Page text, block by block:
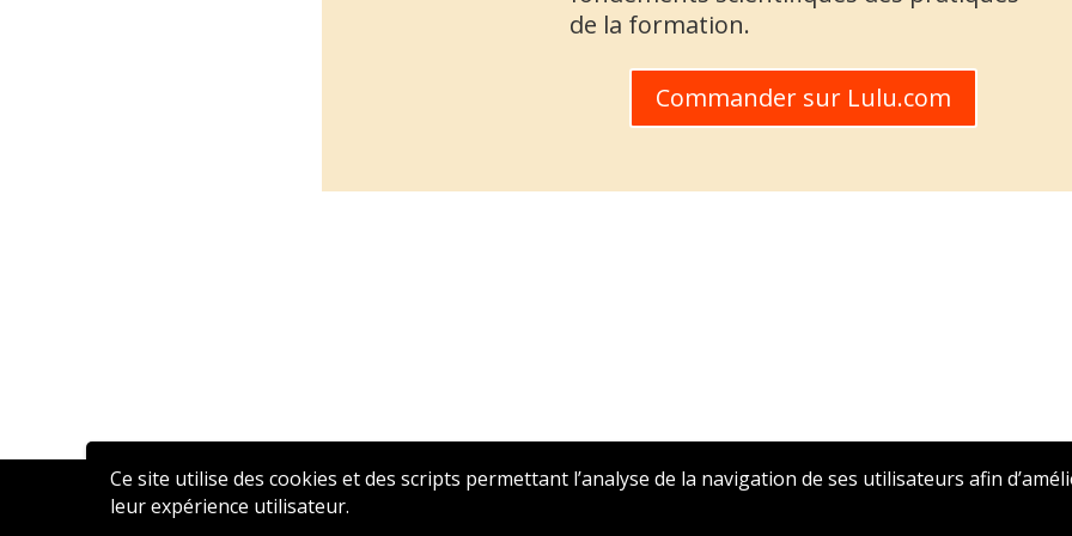
Ce site utilise des cookies et des scripts permettant l’analyse de la navigation de ses utilisateurs afin
leur expérience utilisateur.
de la formation.
Commander sur Lulu.com
2020 © AFFEN – Réalisé par